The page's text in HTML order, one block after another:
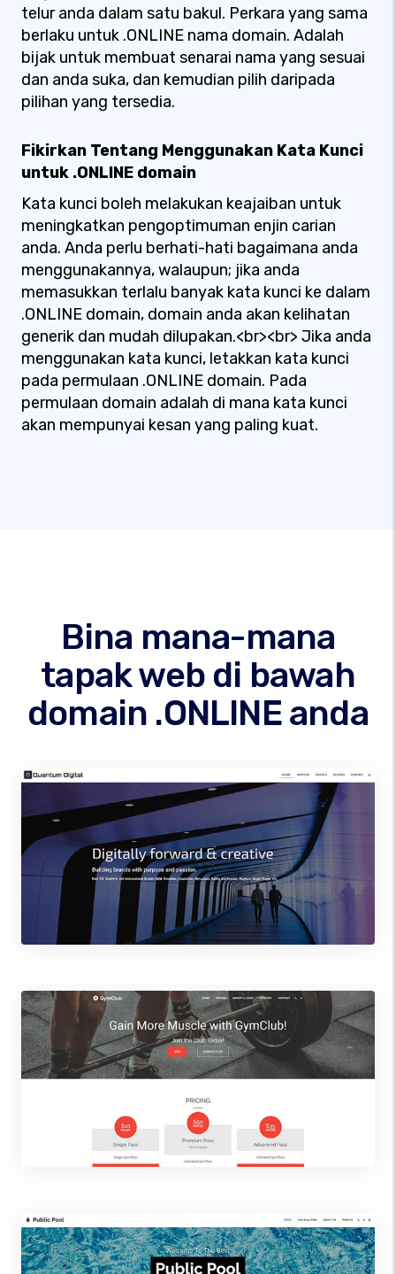
telur anda dalam satu bakul. Perkara yang sama
berlaku untuk .ONLINE nama domain. Adalah
bijak untuk membuat senarai nama yang sesuai
dan anda suka, dan kemudian pilih daripada
pilihan yang tersedia.
Fikirkan Tentang Menggunakan Kata Kunci
untuk .ONLINE domain
Kata kunci boleh melakukan keajaiban untuk
meningkatkan pengoptimuman enjin carian
anda. Anda perlu berhati-hati bagaimana anda
menggunakannya, walaupun; jika anda
memasukkan terlalu banyak kata kunci ke dalam
.ONLINE domain, domain anda akan kelihatan
generik dan mudah dilupakan.<br><br> Jika anda
menggunakan kata kunci, letakkan kata kunci
pada permulaan .ONLINE domain. Pada
permulaan domain adalah di mana kata kunci
akan mempunyai kesan yang paling kuat.
Bina mana-mana
tapak web di bawah
domain .ONLINE anda